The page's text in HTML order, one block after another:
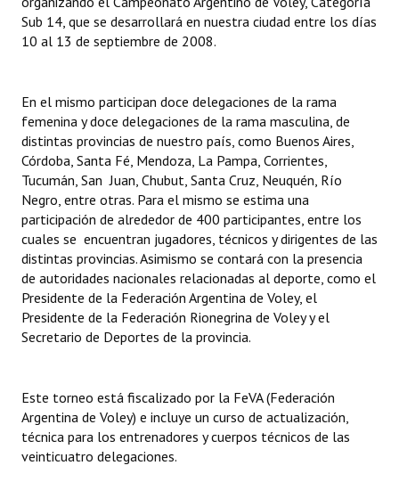
Resoluciones
INSTITUCIONAL
Antiguos Pobladores
Noticias Destacadas
Registros y Distinciones
Datos Históricos
Premio al Mérito - Registro
Audiencias Públicas - Registro
Periodistas Decanos - Registro
Ciudadano Ilustre - Registro
Banca del Vecino - Registro
Sub 14, que se desarrollará en nuestra ciudad entre los días
10 al 13 de septiembre de 2008.
En el mismo participan doce delegaciones de la rama
femenina y doce delegaciones de la rama masculina, de
distintas provincias de nuestro país, como Buenos Aires,
Córdoba, Santa Fé, Mendoza, La Pampa, Corrientes,
Tucumán, San Juan, Chubut, Santa Cruz, Neuquén, Río
Negro, entre otras. Para el mismo se estima una
participación de alrededor de 400 participantes, entre los
cuales se encuentran jugadores, técnicos y dirigentes de las
distintas provincias. Asimismo se contará con la presencia
de autoridades nacionales relacionadas al deporte, como el
Presidente de la Federación Argentina de Voley, el
Presidente de la Federación Rionegrina de Voley y el
Secretario de Deportes de la provincia.
Este torneo está fiscalizado por la FeVA (Federación
Argentina de Voley) e incluye un curso de actualización,
técnica para los entrenadores y cuerpos técnicos de las
veinticuatro delegaciones.